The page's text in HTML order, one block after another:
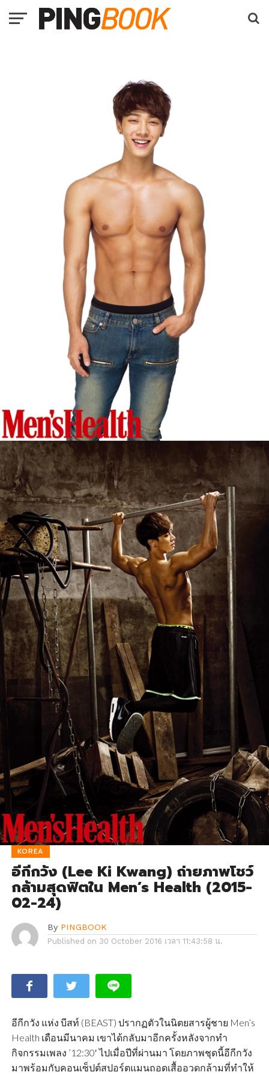
KOREA
อีกีกวัง (Lee Ki Kwang) ถ่ายภาพโชว์
กล้ามสุดฟิตใน Men’s Health (2015-
02-24)
By PINGBOOK
Published on 30 October 2016 เวลา 11:43:58 น.
อีกีกวัง แห่ง บีสท์ (BEAST) ปรากฏตัวในนิตยสารผู้ชาย Men’s
Health เดือนมีนาคม เขาได้กลับมาอีกครั้งหลังจากทำ
กิจกรรมเพลง ’12:30′ ไปเมื่อปีที่ผ่านมา โดยภาพชุดนี้อีกีกวัง
มาพร้อมกับคอนเซ็ปต์สปอร์ตแมนถอดเสื้ออวดกล้ามที่ทำให้